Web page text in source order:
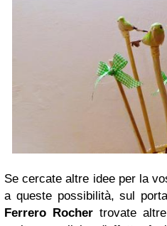
Se cercate altre idee per la
a queste possibilità, sul
Ferrero Rocher trovate